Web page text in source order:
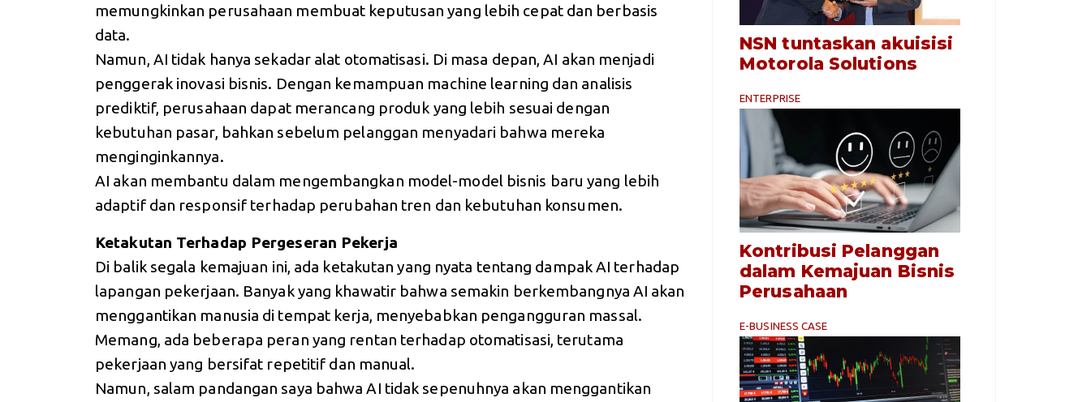
memungkinkan perusahaan membuat keputusan yang lebih cepat dan berbasis
data.
Namun, AI tidak hanya sekadar alat otomatisasi. Di masa depan, AI akan menjadi
penggerak inovasi bisnis. Dengan kemampuan machine learning dan analisis
prediktif, perusahaan dapat merancang produk yang lebih sesuai dengan
kebutuhan pasar, bahkan sebelum pelanggan menyadari bahwa mereka
menginginkannya.
AI akan membantu dalam mengembangkan model-model bisnis baru yang lebih
adaptif dan responsif terhadap perubahan tren dan kebutuhan konsumen.
Ketakutan Terhadap Pergeseran Pekerja
Di balik segala kemajuan ini, ada ketakutan yang nyata tentang dampak AI terhadap
lapangan pekerjaan. Banyak yang khawatir bahwa semakin berkembangnya AI akan
menggantikan manusia di tempat kerja, menyebabkan pengangguran massal.
Memang, ada beberapa peran yang rentan terhadap otomatisasi, terutama
pekerjaan yang bersifat repetitif dan manual.
Namun, salam pandangan saya bahwa AI tidak sepenuhnya akan menggantikan
NSN tuntaskan akuisisi
Motorola Solutions
ENTERPRISE
Kontribusi Pelanggan
dalam Kemajuan Bisnis
Perusahaan
E-BUSINESS CASE